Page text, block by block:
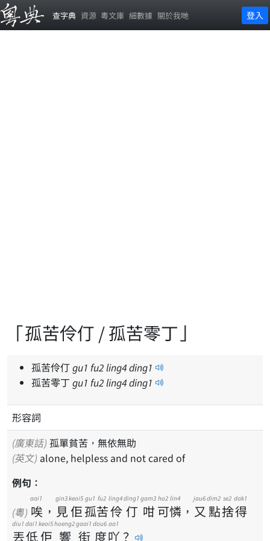
查字典 資源 粵文庫 細數據 關於我哋 登入
「孤苦伶仃 / 孤苦零丁」
孤苦伶仃gu1 fu2ling4ding1
孤苦零丁 gu1 fu2ling4ding1
形容詞
(廣東話) 孤單貧苦，無依無助
(英文) alone, helpless and not cared of
例句：
(粵) 唉
aai1
， 見
gin3
佢
keoi5
孤
gu1
苦
fu2
伶
ling4
仃
ding1
咁
gam3
可
ho2
憐
lin4
， 又
jau6
點
dim2
捨
se2
得
dak1
丟
diu1
低
dai1
佢
keoi5
響
hoeng2
街
gaai1
度
dou6
吖
aa1
？